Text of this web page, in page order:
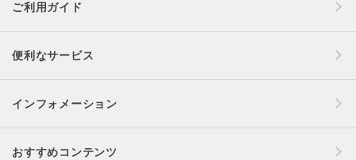
ご利用ガイド
便利なサービス
インフォメーション
おすすめコンテンツ